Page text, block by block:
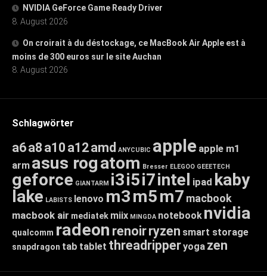
NVIDIA GeForce Game Ready Driver
8. August 2026
On croirait à du déstockage, ce MacBook Air Apple est à
moins de 300 euros sur le site Auchan
8. August 2026
Schlagwörter
a6a8 a10 a12amd ANYCUBIC apple apple m1
arm asus rogatom Bresser ELEGOO GEEETECH
geforce GIANTARM i3i5i7intel ipad kaby
lake LABISTS lenovo m3m5m7 macbook
macbook air mediatek miix MINGDA notebook nvidia
qualcomm radeon renoirryzen smart storage
snapdragon tab tablet threadripperyoga zen